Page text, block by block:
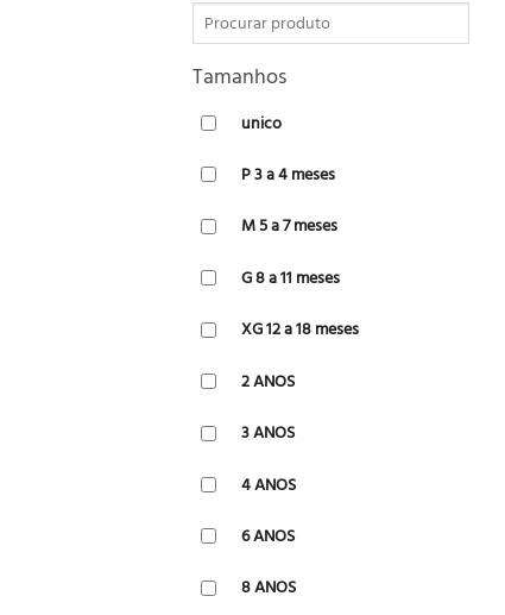
Tamanhos
unico
P 3 a 4 meses
M 5 a 7 meses
G 8 a 11 meses
XG 12 a 18 meses
2 ANOS
3 ANOS
4 ANOS
6 ANOS
8 ANOS